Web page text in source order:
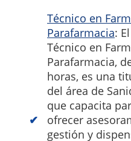
Técnico en
Parafarmacia: El
Técnico en
Parafarmacia,
horas, es una
del área de
que capacita
ofrecer
gestión y